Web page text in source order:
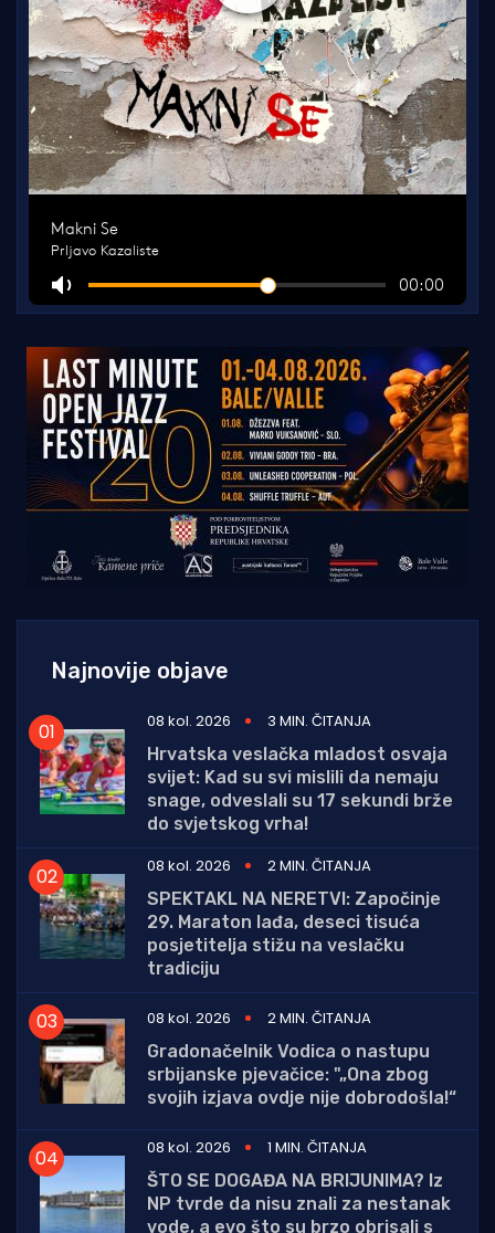
Najnovije objave
08 kol. 2026
3 MIN. ČITANJA
Hrvatska veslačka mladost osvaja
svijet: Kad su svi mislili da nemaju
snage, odveslali su 17 sekundi brže
do svjetskog vrha!
08 kol. 2026
2 MIN. ČITANJA
SPEKTAKL NA NERETVI: Započinje
29. Maraton lađa, deseci tisuća
posjetitelja stižu na veslačku
tradiciju
08 kol. 2026
2 MIN. ČITANJA
Gradonačelnik Vodica o nastupu
srbijanske pjevačice: "„Ona zbog
svojih izjava ovdje nije dobrodošla!“
08 kol. 2026
1 MIN. ČITANJA
ŠTO SE DOGAĐA NA BRIJUNIMA? Iz
NP tvrde da nisu znali za nestanak
vode, a evo što su brzo obrisali s